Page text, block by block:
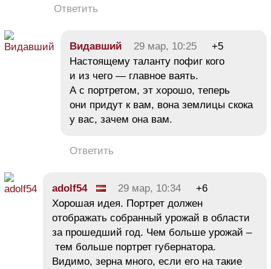
Ответить
Видавший 29 мар, 10:25
+5
Настоящему таланту пофиг кого
и из чего — главное ваять.
А с портретом, эт хорошо, теперь
они придут к вам, вона землицы скока
у вас, зачем она вам.
Ответить
adolf54 29 мар, 10:34
+6
Хорошая идея. Портрет должен
отображать собранный урожай в области
за прошедший год. Чем больше урожай –
тем больше портрет губернатора.
Видимо, зерна много, если его на такие